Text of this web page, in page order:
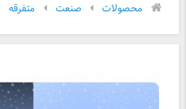
محصولات صنعت متفرقه